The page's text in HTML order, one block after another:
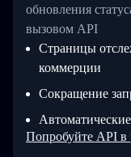
33
34
  }
}
обновления
вызовом API
Страницы
коммерции
Сокращение
Попробуйте API в